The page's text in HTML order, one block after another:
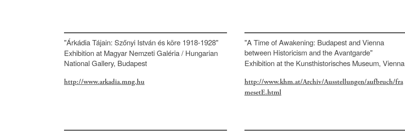
"Árkádia Tájain: Szőnyi István és köre 1918-1928"
Exhibition at Magyar Nemzeti Galéria / Hungarian
National Gallery, Budapest
http://www.arkadia.mng.hu
"A Time of Awakening: Budapest and Vienna
between Historicism and the Avantgarde"
Exhibition at the Kunsthistorisches Museum, Vienna
http://www.khm.at/Archiv/Ausstellungen/aufbruch/fra
mesetE.html